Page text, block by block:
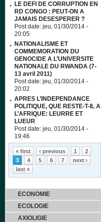
LE DEFI DE CORRUPTION EN
RD CONGO : PEUT-ON A
JAMAIS DESESPERER ?
Post date: jeu, 01/30/2014 -
20:05
NATIONALISME ET
COMMEMORATION DU
GENOCIDE A L’UNIVERSITE
NATIONALE DU RWANDA (7-
13 avril 2011)
Post date: jeu, 01/30/2014 -
20:02
APRES L’INDEPENDANCE
POLITIQUE, QUE RESTE-T-IL A
L’AFRIQUE: LEURRE ET
LUEUR
Post date: jeu, 01/30/2014 -
19:46
Pages
« first ‹ previous 1
2
3
4 5 6 7
next ›
last »
ECONOMIE
ECOLOGIE
AXIOLIGIE